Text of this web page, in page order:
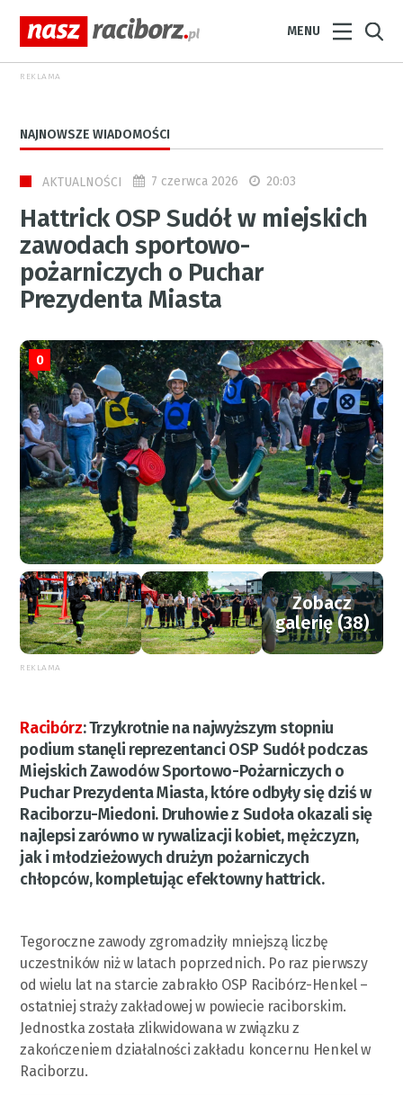
MENU
REKLAMA
NAJNOWSZE WIADOMOŚCI
AKTUALNOŚCI 7 czerwca 2026 20:03
Hattrick OSP Sudół w miejskich
zawodach sportowo-
pożarniczych o Puchar
Prezydenta Miasta
0
Zobacz
galerię (38)
REKLAMA
Racibórz:Trzykrotnie na najwyższym stopniu
podium stanęli reprezentanci OSP Sudół podczas
Miejskich Zawodów Sportowo-Pożarniczych o
Puchar Prezydenta Miasta, które odbyły się dziś w
Raciborzu-Miedoni. Druhowie z Sudoła okazali się
najlepsi zarówno w rywalizacji kobiet, mężczyzn,
jak i młodzieżowych drużyn pożarniczych
chłopców, kompletując efektowny hattrick.
Tegoroczne zawody zgromadziły mniejszą liczbę
uczestników niż w latach poprzednich. Po raz pierwszy
od wielu lat na starcie zabrakło OSP Racibórz-Henkel –
ostatniej straży zakładowej w powiecie raciborskim.
Jednostka została zlikwidowana w związku z
zakończeniem działalności zakładu koncernu Henkel w
Raciborzu.